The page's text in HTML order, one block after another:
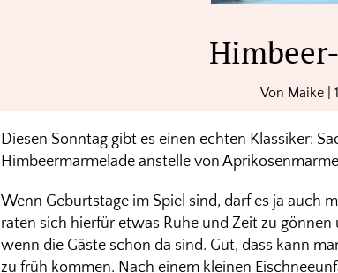
Von Maike
Diesen Sonntag gibt es einen echten Klassiker:
Himbeermarmelade anstelle von
Wenn Geburtstage im Spiel sind, darf es ja auch
raten sich hierfür etwas Ruhe und Zeit zu
wenn die Gäste schon da sind. Gut, dass kann
zu früh kommen. Nach einem kleinen